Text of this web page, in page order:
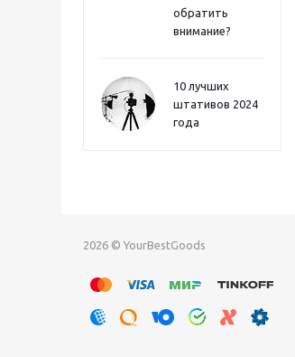
обратить
внимание?
10 лучших
штативов 2024
года
2026 © YourBestGoods